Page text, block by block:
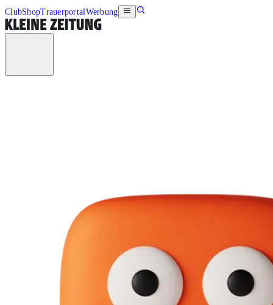
ClubShopTrauerportalWerbung